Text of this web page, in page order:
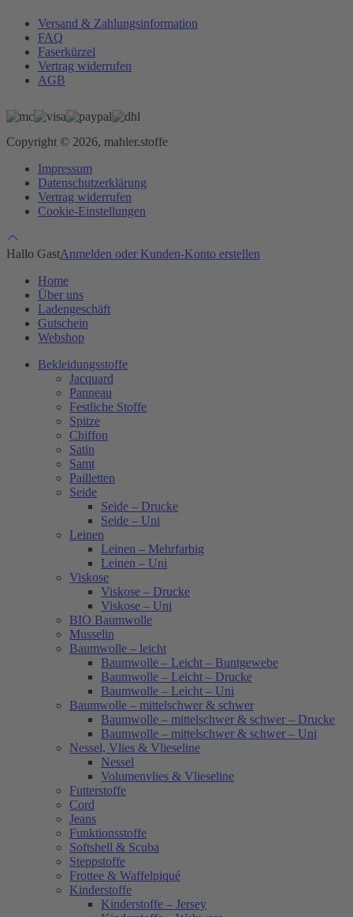
Versand & Zahlungsinformation
FAQ
Faserkürzel
Vertrag widerrufen
AGB
Copyright © 2026, mahler.stoffe
Impressum
Datenschutzerklärung
Vertrag widerrufen
Cookie-Einstellungen
Hallo GastAnmelden oder Kunden-Konto erstellen
Home
Über uns
Ladengeschäft
Gutschein
Webshop
Bekleidungsstoffe
Jacquard
Panneau
Festliche Stoffe
Spitze
Chiffon
Satin
Samt
Pailletten
Seide
Seide – Drucke
Seide – Uni
Leinen
Leinen – Mehrfarbig
Leinen – Uni
Viskose
Viskose – Drucke
Viskose – Uni
BIO Baumwolle
Musselin
Baumwolle – leicht
Baumwolle – Leicht – Buntgewebe
Baumwolle – Leicht – Drucke
Baumwolle – Leicht – Uni
Baumwolle – mittelschwer & schwer
Baumwolle – mittelschwer & schwer – Drucke
Baumwolle – mittelschwer & schwer – Uni
Nessel, Vlies & Vlieseline
Nessel
Volumenvlies & Vlieseline
Futterstoffe
Cord
Jeans
Funktionsstoffe
Softshell & Scuba
Steppstoffe
Frottee & Waffelpiqué
Kinderstoffe
Kinderstoffe – Jersey